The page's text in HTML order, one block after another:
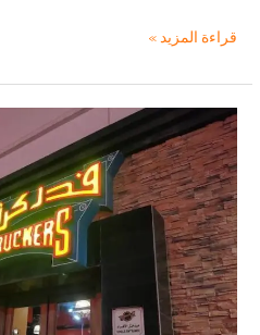
مطعم
هت:
تجربة
لا
تُنسى
لأشهى
البيتزا
في
المملكة
قراءة المزيد »